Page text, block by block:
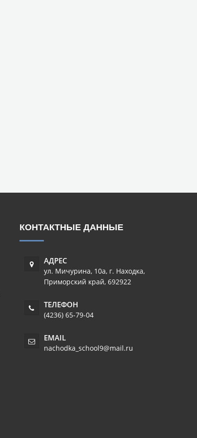
КОНТАКТНЫЕ ДАННЫЕ
АДРЕС
ул. Мичурина, 10а, г. Находка,
Приморский край, 692922
ТЕЛЕФОН
(4236) 65-79-04
EMAIL
nachodka_school9@mail.ru